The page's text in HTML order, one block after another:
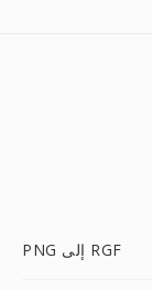
PNG إلى RGF